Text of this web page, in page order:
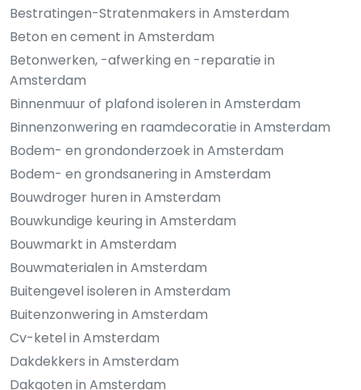
Bestratingen-Stratenmakers in Amsterdam
Beton en cement in Amsterdam
Betonwerken, -afwerking en -reparatie in
Amsterdam
Binnenmuur of plafond isoleren in Amsterdam
Binnenzonwering en raamdecoratie in Amsterdam
Bodem- en grondonderzoek in Amsterdam
Bodem- en grondsanering in Amsterdam
Bouwdroger huren in Amsterdam
Bouwkundige keuring in Amsterdam
Bouwmarkt in Amsterdam
Bouwmaterialen in Amsterdam
Buitengevel isoleren in Amsterdam
Buitenzonwering in Amsterdam
Cv-ketel in Amsterdam
Dakdekkers in Amsterdam
Dakgoten in Amsterdam